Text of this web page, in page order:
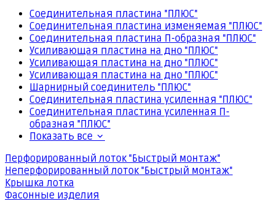
Соединительная пластина "ПЛЮС"
Соединительная пластина изменяемая "ПЛЮС"
Соединительная пластина П-образная "ПЛЮС"
Усиливающая пластина на дно "ПЛЮС"
Усиливающая пластина на дно "ПЛЮС"
Усиливающая пластина на дно "ПЛЮС"
Шарнирный соединитель "ПЛЮС"
Соединительная пластина усиленная "ПЛЮС"
Соединительная пластина усиленная П-
образная "ПЛЮС"
Показать все
Перфорированный лоток "Быстрый монтаж"
Неперфорированный лоток "Быстрый монтаж"
Крышка лотка
Фасонные изделия